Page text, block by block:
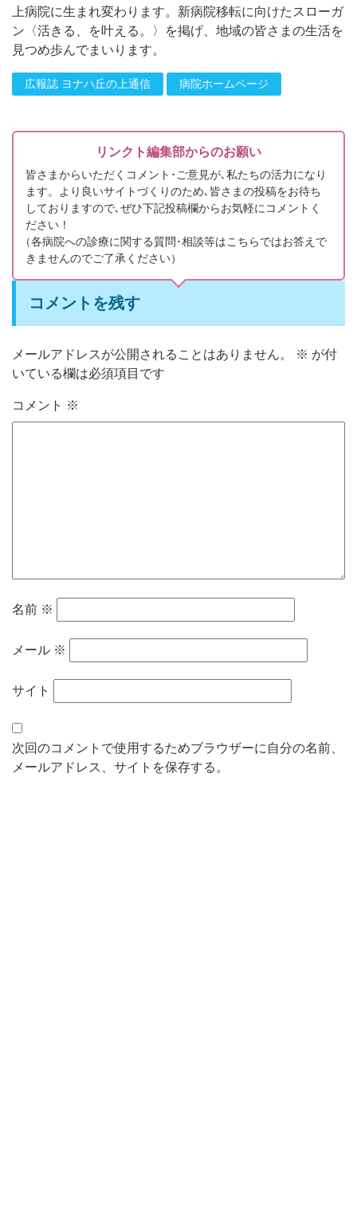
上病院に生まれ変わります。新病院移転に向けたスローガ
ン〈活きる、を叶える。〉を掲げ、地域の皆さまの生活を
見つめ歩んでまいります。
広報誌 ヨナハ丘の上通信 病院ホームページ
リンクト編集部からのお願い
皆さまからいただくコメント･ご意見が､私たちの活力になり
ます。より良いサイトづくりのため､皆さまの投稿をお待ち
しておりますので､ぜひ下記投稿欄からお気軽にコメントく
ださい！
（各病院への診療に関する質問･相談等はこちらではお答えで
きませんのでご了承ください）
コメントを残す
メールアドレスが公開されることはありません。 ※ が付
いている欄は必須項目です
コメント ※
名前 ※
メール ※
サイト
次回のコメントで使用するためブラウザーに自分の名前、
メールアドレス、サイトを保存する。